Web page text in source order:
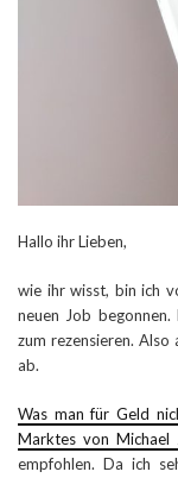
Hallo ihr Lieben,
wie ihr wisst, bin ich
neuen Job
zum rezensieren.
ab.
Was man für Geld
Marktes von Michael
empfohlen. Da ich